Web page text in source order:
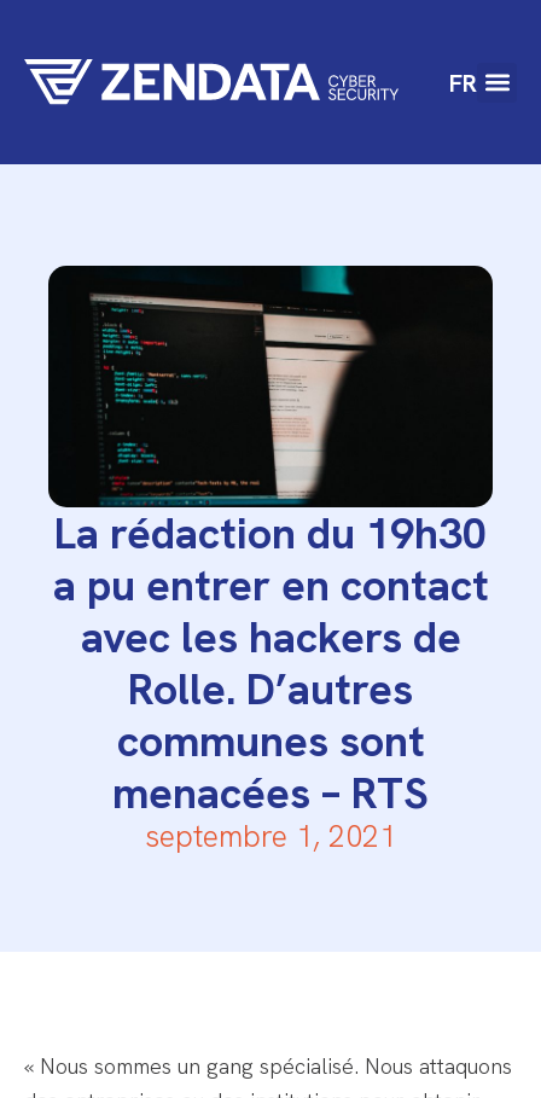
FR
La rédaction du 19h30
a pu entrer en contact
avec les hackers de
Rolle. D’autres
communes sont
menacées – RTS
septembre 1, 2021
« Nous sommes un gang spécialisé. Nous attaquons